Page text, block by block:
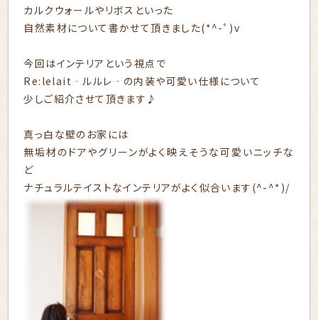
カルクウォールや リボス といった
自然素材について書かせて頂きました(*^-ﾟ)v
今回はインテリアという視点で
Re:lelait‐ルルレ‐の内装や可愛い仕様について
少しご紹介させて頂きます♪
真っ白な壁のお家には
無垢材のドアやグリーンがよく映えそうな可愛いニッチな
ど
ナチュラルテイストなインテリアがよく似合います(^-^*)/